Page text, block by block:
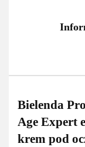
Bielenda
Age Expert
krem pod